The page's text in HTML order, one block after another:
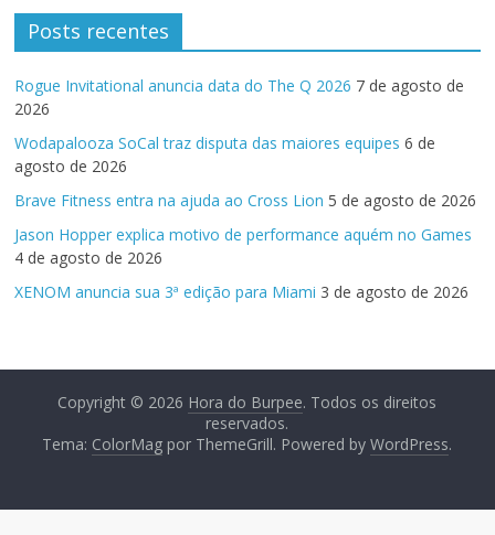
Posts recentes
Rogue Invitational anuncia data do The Q 2026 7 de agosto de
2026
Wodapalooza SoCal traz disputa das maiores equipes 6 de
agosto de 2026
Brave Fitness entra na ajuda ao Cross Lion 5 de agosto de 2026
Jason Hopper explica motivo de performance aquém no Games
4 de agosto de 2026
XENOM anuncia sua 3ª edição para Miami 3 de agosto de 2026
Copyright © 2026 Hora do Burpee. Todos os direitos
reservados.
Tema: ColorMag por ThemeGrill. Powered byWordPress.